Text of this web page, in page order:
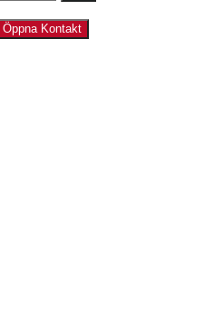
Öppna Kontakt